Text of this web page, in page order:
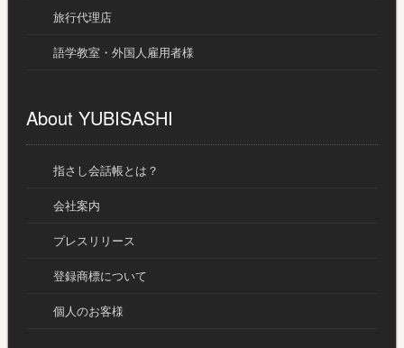
旅行代理店
語学教室・外国人雇用者様
About YUBISASHI
指さし会話帳とは？
会社案内
プレスリリース
登録商標について
個人のお客様